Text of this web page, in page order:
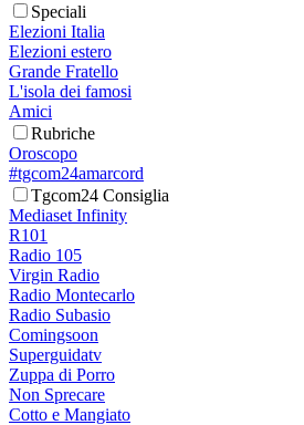
Speciali
Elezioni Italia
Elezioni estero
Grande Fratello
L'isola dei famosi
Amici
Rubriche
Oroscopo
#tgcom24amarcord
Tgcom24 Consiglia
Mediaset Infinity
R101
Radio 105
Virgin Radio
Radio Montecarlo
Radio Subasio
Comingsoon
Superguidatv
Zuppa di Porro
Non Sprecare
Cotto e Mangiato